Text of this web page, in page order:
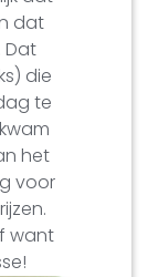
dat
Dat
die
te
het
voor
want